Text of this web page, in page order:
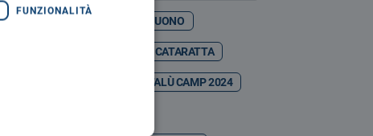
CASO MARTINA CASTELBUONO
FESTIVAL CATARATTA
CEFALÙ CAMP 2024
FUNZIONALITÀ